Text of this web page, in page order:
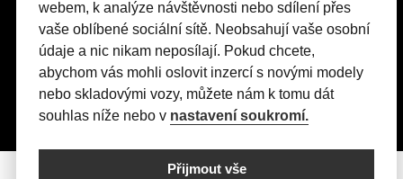
uskutečnit jakékoliv transakce.
Poskytovatelem financování je UniCredit Leasing CZ, a.s.,
Želetavská 1525/1, 140 10 Praha 4, IČO: 15886492
webem, k analýze návštěvnosti nebo sdílení přes
vaše oblíbené sociální sítě. Neobsahují vaše osobní
údaje a nic nikam neposílají. Pokud chcete,
abychom vás mohli oslovit inzercí s novými modely
nebo skladovými vozy, můžete nám k tomu dát
souhlas níže nebo v nastavení soukromí.
Přijmout vše